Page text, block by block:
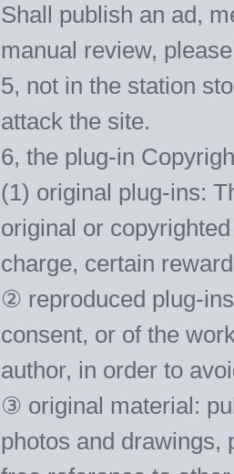
Shall publish an ad,
manual review,
5, not in the station
attack the site.
6, the plug-in
(1) original plug-ins:
original or
charge, certain
② reproduced plug-
consent, or of the
author, in order to
③ original material:
photos and drawings,